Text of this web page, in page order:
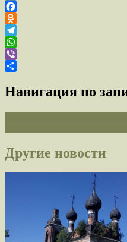
VK
Facebook
Odnoklassniki
Telegram
WhatsApp
Viber
Навигация по
Другие новости